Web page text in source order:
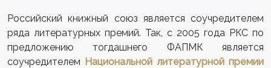
Российский книжный союз является соучредителем
ряда литературных премий. Так, с 2005 года РКС по
предложению тогдашнего ФАПМК является
соучредителем Национальной литературной премии